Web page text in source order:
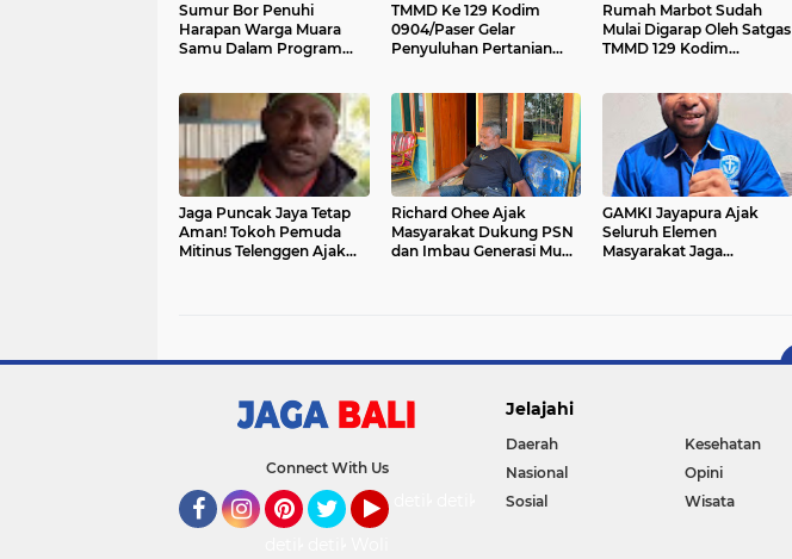
Sumur Bor Penuhi
Harapan Warga Muara
Samu Dalam Program
TMMD Ke 129 Kodim
0904/Paser Gelar
Penyuluhan Pertanian
Rumah Marbot Sudah
Mulai Digarap Oleh Satgas
TMMD 129 Kodim
Jaga Puncak Jaya Tetap
Aman! Tokoh Pemuda
Mitinus Telenggen Ajak
Richard Ohee Ajak
Masyarakat Dukung PSN
dan Imbau Generasi Muda
GAMKI Jayapura Ajak
Seluruh Elemen
Masyarakat Jaga
Connect With Us
detikTravel
Jelajahi
Daerah Kesehatan
Nasional
Opini
Sosial
Wisata